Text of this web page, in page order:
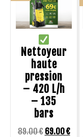
Nettoyeur
haute
pression
– 420 L/h
– 135
bars
89.00€ 69.00€